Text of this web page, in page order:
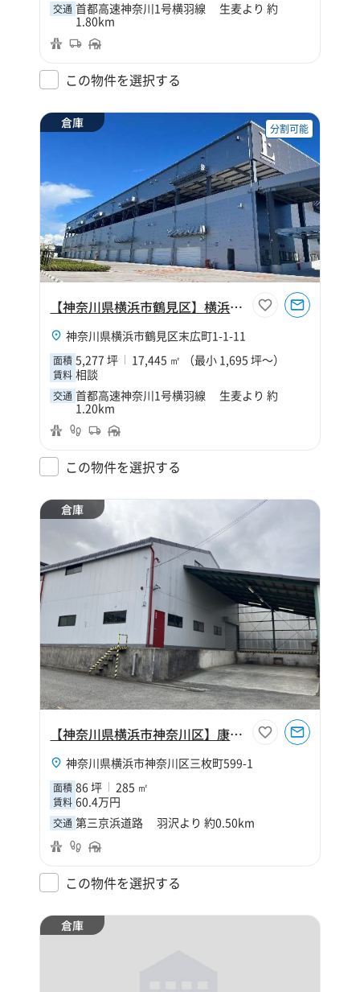
交通 首都高速神奈川1号横羽線 生麦より 約
1.80km
この物件を選択する
倉庫 分割可能
【神奈川県横浜市鶴見区】横浜鶴見営業所
神奈川県横浜市鶴見区末広町1-1-11
面積 5,277 坪 17,445 ㎡ （最小 1,695 坪～）
賃料 相談
交通 首都高速神奈川1号横羽線 生麦より 約
1.20km
この物件を選択する
倉庫
【神奈川県横浜市神奈川区】康平運送倉庫
神奈川県横浜市神奈川区三枚町599-1
面積 86 坪 285 ㎡
賃料 60.4万円
交通 第三京浜道路 羽沢より 約0.50km
この物件を選択する
倉庫